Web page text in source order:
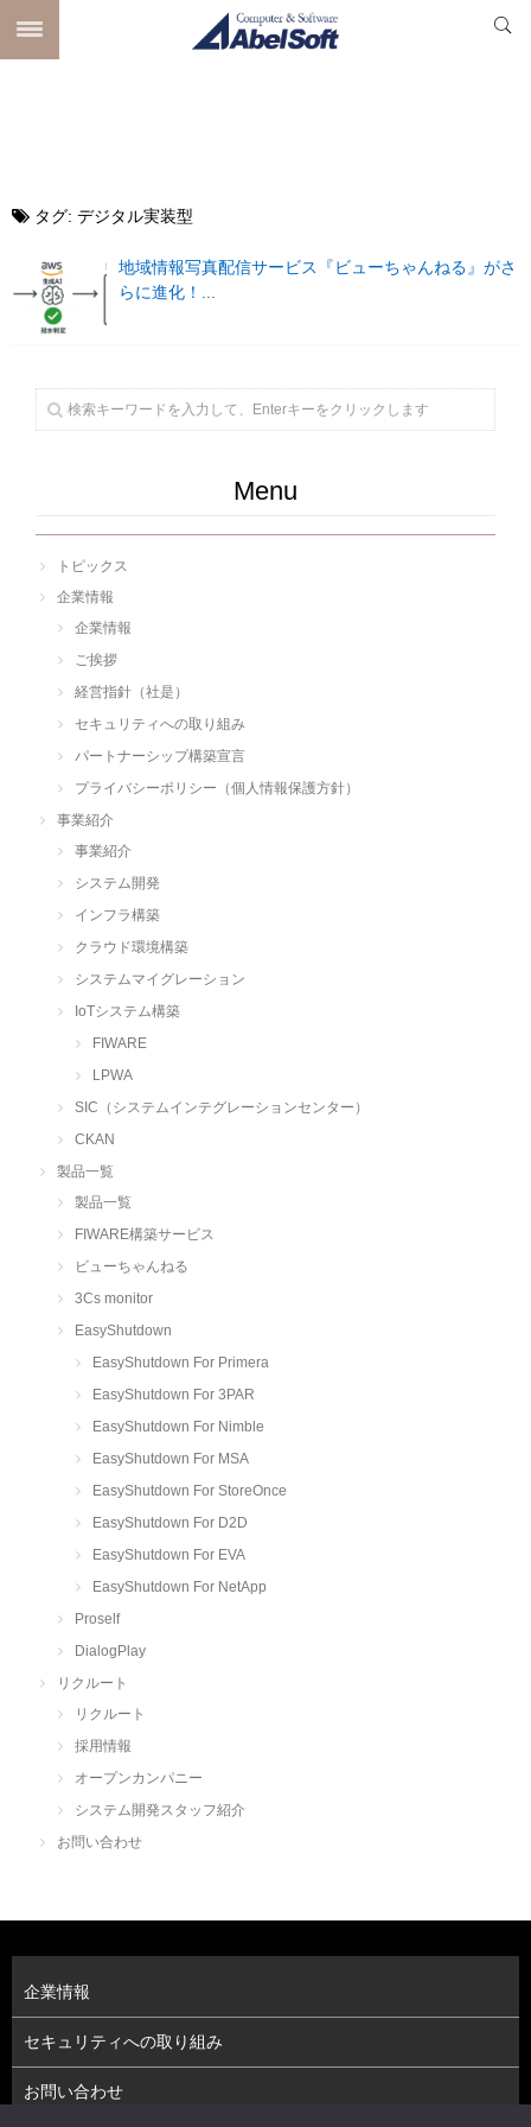
タグ: デジタル実装型
地域情報写真配信サービス『ビューちゃんねる』がさ
らに進化！...
Menu
トピックス
企業情報
企業情報
ご挨拶
経営指針（社是）
セキュリティへの取り組み
パートナーシップ構築宣言
プライバシーポリシー（個人情報保護方針）
事業紹介
事業紹介
システム開発
インフラ構築
クラウド環境構築
システムマイグレーション
IoTシステム構築
FIWARE
LPWA
SIC（システムインテグレーションセンター）
CKAN
製品一覧
製品一覧
FIWARE構築サービス
ビューちゃんねる
3Cs monitor
EasyShutdown
EasyShutdown For Primera
EasyShutdown For 3PAR
EasyShutdown For Nimble
EasyShutdown For MSA
EasyShutdown For StoreOnce
EasyShutdown For D2D
EasyShutdown For EVA
EasyShutdown For NetApp
Proself
DialogPlay
リクルート
リクルート
採用情報
オープンカンパニー
システム開発スタッフ紹介
お問い合わせ
企業情報
セキュリティへの取り組み
お問い合わせ